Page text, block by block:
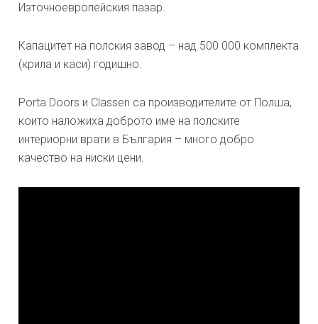
Източноевропейския пазар.
Капацитет на полския завод – над 500 000 комплекта
(крила и каси) годишно.
Porta Doors и Classen са производителите от Полша,
които наложиха доброто име на полските
интериорни врати в България – много добро
качество на ниски цени.